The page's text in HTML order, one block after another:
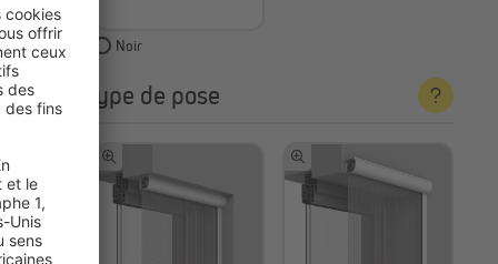
Noir
le type de pose